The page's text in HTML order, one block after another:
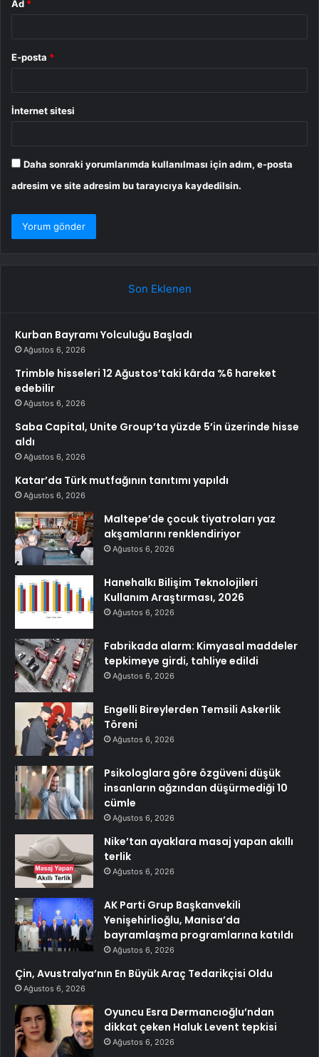
Ad *
E-posta *
İnternet sitesi
Daha sonraki yorumlarımda kullanılması için adım, e-posta
adresim ve site adresim bu tarayıcıya kaydedilsin.
Son Eklenen
Kurban Bayramı Yolculuğu Başladı
Ağustos 6, 2026
Trimble hisseleri 12 Ağustos’taki kârda %6 hareket
edebilir
Ağustos 6, 2026
Saba Capital, Unite Group’ta yüzde 5’in üzerinde hisse
aldı
Ağustos 6, 2026
Katar’da Türk mutfağının tanıtımı yapıldı
Ağustos 6, 2026
Maltepe’de çocuk tiyatroları yaz
akşamlarını renklendiriyor
Ağustos 6, 2026
Hanehalkı Bilişim Teknolojileri
Kullanım Araştırması, 2026
Ağustos 6, 2026
Fabrikada alarm: Kimyasal maddeler
tepkimeye girdi, tahliye edildi
Ağustos 6, 2026
Engelli Bireylerden Temsili Askerlik
Töreni
Ağustos 6, 2026
Psikologlara göre özgüveni düşük
insanların ağzından düşürmediği 10
cümle
Ağustos 6, 2026
Nike’tan ayaklara masaj yapan akıllı
terlik
Ağustos 6, 2026
AK Parti Grup Başkanvekili
Yenişehirlioğlu, Manisa’da
bayramlaşma programlarına katıldı
Ağustos 6, 2026
Çin, Avustralya’nın En Büyük Araç Tedarikçisi Oldu
Ağustos 6, 2026
Oyuncu Esra Dermancıoğlu’ndan
dikkat çeken Haluk Levent tepkisi
Ağustos 6, 2026